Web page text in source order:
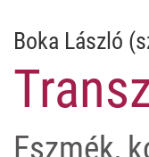
Boka László
Eszmék,